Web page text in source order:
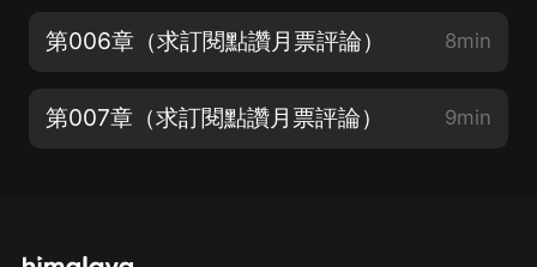
第006章（求訂閱點讚月票評論） 8min
第007章（求訂閱點讚月票評論） 9min